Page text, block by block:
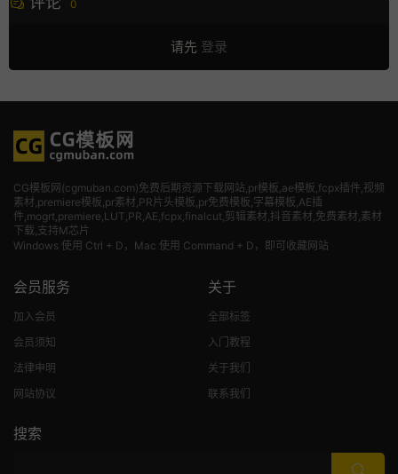
0
请先 登录
CG模板网(cgmuban.com)免费后期资源下载网站,pr模板,ae模板,fcpx插件,视频
素材 ,premiere模板,pr素材,PR片头模板,pr免费模板,字幕模板,AE插
件,mogrt,premiere,LUT,PR,AE,fcpx,finalcut,剪辑素材,抖音素材,免费素材,素材
下载,支持M芯片
Windows 使用 Ctrl + D，Mac 使用 Command + D，即可收藏网站
会员服务
加入会员
会员须知
法律申明
网站协议
关于
全部标签
入门教程
关于我们
联系我们
搜索